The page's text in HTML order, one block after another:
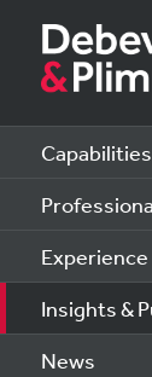
Capabilities
Experience
Insights &
News